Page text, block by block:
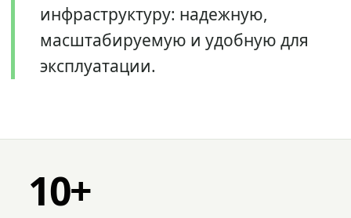
инфраструктуру: надежную,
масштабируемую и удобную для
эксплуатации.
10+